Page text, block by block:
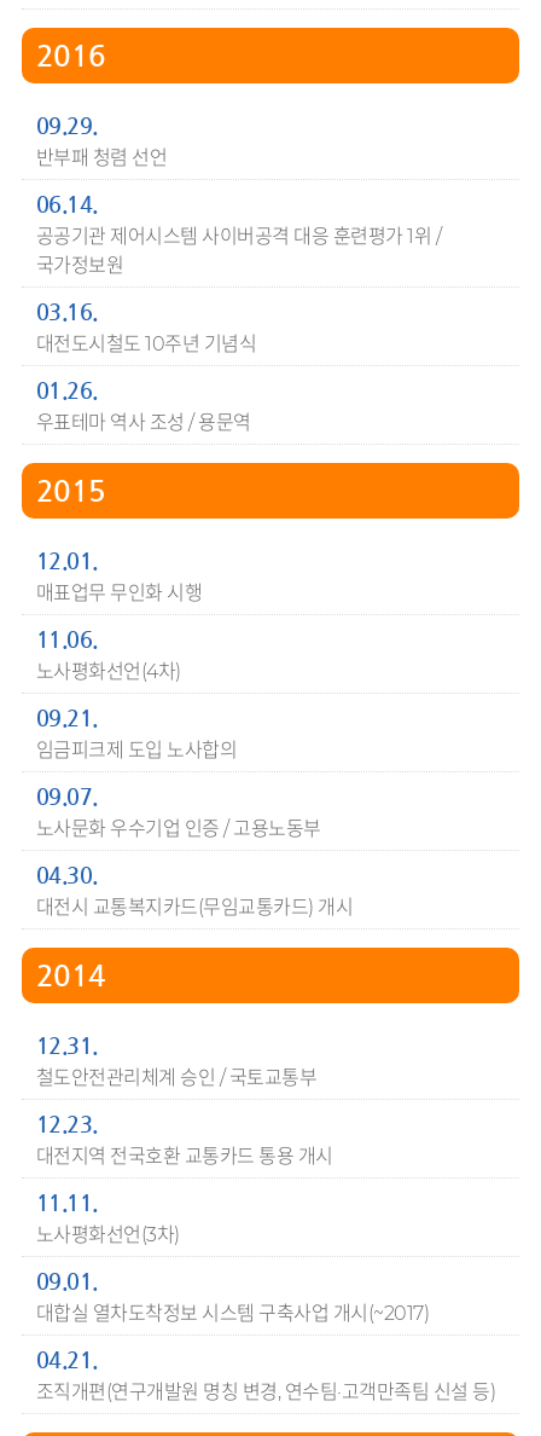
2016
09.29.
반부패 청렴 선언
06.14.
공공기관 제어시스템 사이버공격 대응 훈련평가 1위 /
국가정보원
03.16.
대전도시철도 10주년 기념식
01.26.
우표테마 역사 조성 / 용문역
2015
12.01.
매표업무 무인화 시행
11.06.
노사평화선언(4차)
09.21.
임금피크제 도입 노사합의
09.07.
노사문화 우수기업 인증 / 고용노동부
04.30.
대전시 교통복지카드(무임교통카드) 개시
2014
12.31.
철도안전관리체계 승인 / 국토교통부
12.23.
대전지역 전국호환 교통카드 통용 개시
11.11.
노사평화선언(3차)
09.01.
대합실 열차도착정보 시스템 구축사업 개시(~2017)
04.21.
조직개편(연구개발원 명칭 변경, 연수팀·고객만족팀 신설 등)